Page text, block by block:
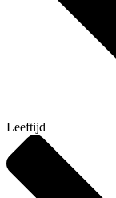
Leeftijd